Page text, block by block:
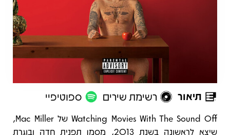
תיאור רשימת שירים ספוטיפיי
תיאור
Watching Movies With The Sound Off של Mac Miller,
שיצא לראשונה בשנת 2013, מסמן תפנית חדה ובוגרת